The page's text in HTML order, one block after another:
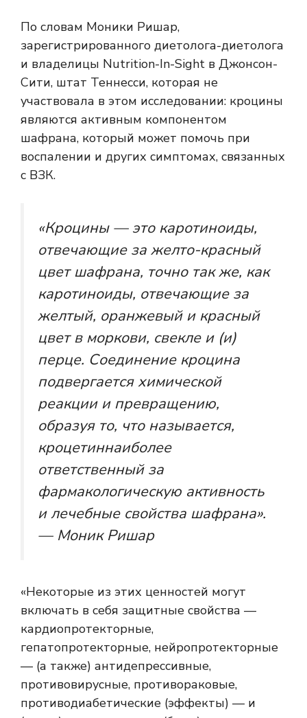
По словам Моники Ришар,
зарегистрированного диетолога-диетолога
и владелицы Nutrition-In-Sight в Джонсон-
Сити, штат Теннесси, которая не
участвовала в этом исследовании: кроцины
являются активным компонентом
шафрана, который может помочь при
воспалении и других симптомах, связанных
с ВЗК.
«Кроцины — это каротиноиды,
отвечающие за желто-красный
цвет шафрана, точно так же, как
каротиноиды, отвечающие за
желтый, оранжевый и красный
цвет в моркови, свекле и (и)
перце. Соединение кроцина
подвергается химической
реакции и превращению,
образуя то, что называется,
кроцетиннаиболее
ответственный за
фармакологическую активность
и лечебные свойства шафрана».
— Моник Ришар
«Некоторые из этих ценностей могут
включать в себя защитные свойства —
кардиопротекторные,
гепатопротекторные, нейропротекторные
— (а также) антидепрессивные,
противовирусные, противораковые,
противодиабетические (эффекты) — и